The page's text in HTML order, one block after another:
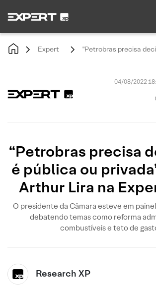
Expert "Petrobras precisa
04/08/2022
“Petrobras precisa
é pública ou
Arthur Lira na
O presidente da Câmara esteve em
debatendo temas como reforma
combustíveis e teto de
Research XP